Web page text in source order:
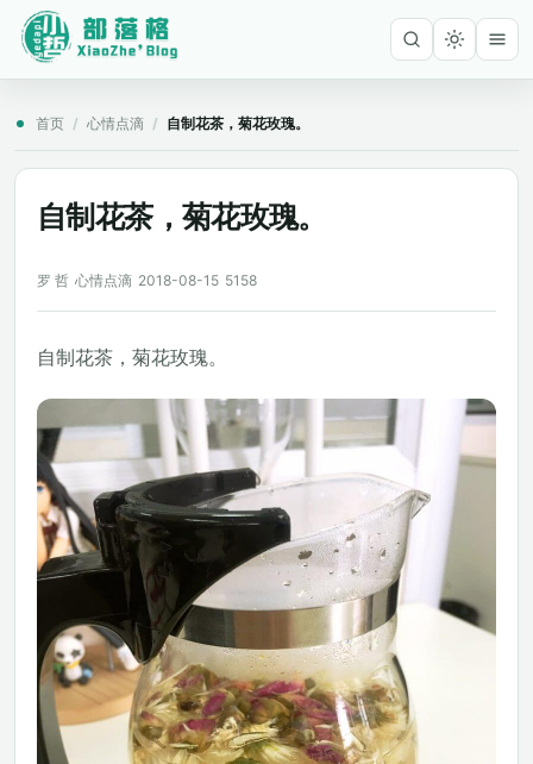
首页 / 心情点滴 / 自制花茶，菊花玫瑰。
自制花茶，菊花玫瑰。
罗 哲 心情点滴 2018-08-15 5158
自制花茶，菊花玫瑰。